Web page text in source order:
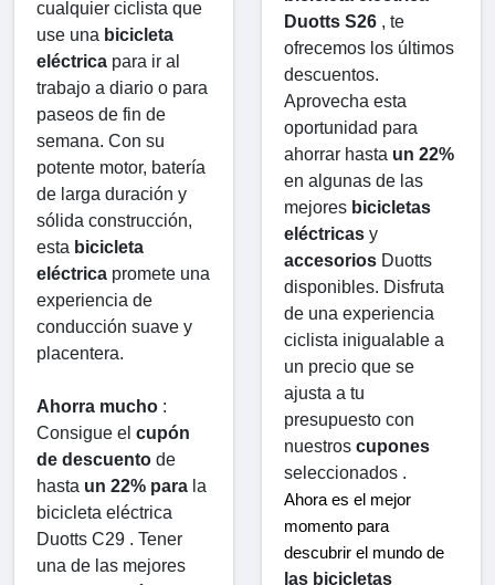
cualquier ciclista que
use una bicicleta
eléctrica para ir al
trabajo a diario o para
paseos de fin de
semana. Con su
potente motor, batería
de larga duración y
sólida construcción,
esta bicicleta
eléctrica promete una
experiencia de
conducción suave y
placentera.
Ahorra mucho :
Consigue el cupón
de descuento de
hasta un 22% para la
bicicleta eléctrica
Duotts ​​C29 . Tener
Duotts ​​S26 , te
ofrecemos los últimos
descuentos.
Aprovecha esta
oportunidad para
ahorrar hasta un 22%
en algunas de las
mejores bicicletas
eléctricas
accesorios Duotts ​​
disponibles. Disfruta
de una experiencia
ciclista inigualable a
un precio que se
ajusta a tu
presupuesto con
nuestros cupones
seleccionados .
Ahora es el mejor
momento para
las bicicletas